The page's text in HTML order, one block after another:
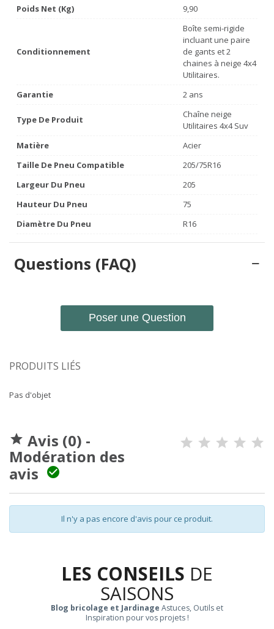
Poids Net (Kg)
9,90
Conditionnement
Boîte semi-rigide
incluant une paire
de gants et 2
chaines à neige 4x4
Utilitaires.
Garantie
2 ans
Type De Produit
Chaîne neige
Utilitaires 4x4 Suv
Matière
Acier
Taille De Pneu Compatible
205/75R16
Largeur Du Pneu
205
Hauteur Du Pneu
75
Diamètre Du Pneu
R16
Questions (FAQ)
Poser une Question
PRODUITS LIÉS
Pas d'objet
 Avis (0) -
Modération des
avis

Il n'y a pas encore d'avis pour ce produit.
LES CONSEILS DE
SAISONS
Blog bricolage et Jardinage Astuces, Outils et
Inspiration pour vos projets !